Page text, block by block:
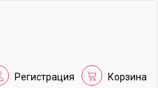
Регистрация Корзина